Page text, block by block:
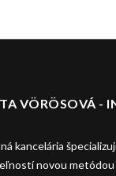
VÖRÖSOVÁ -
kancelária
novou metódou